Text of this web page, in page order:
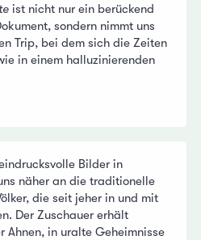
ist nicht nur ein berückend
sondern nimmt uns
Trip, bei dem sich die Zeiten
in einem halluzinierenden
Bilder in
näher an die traditionelle
die seit jeher in und mit
Der Zuschauer erhält
Ahnen, in uralte Geheimnisse